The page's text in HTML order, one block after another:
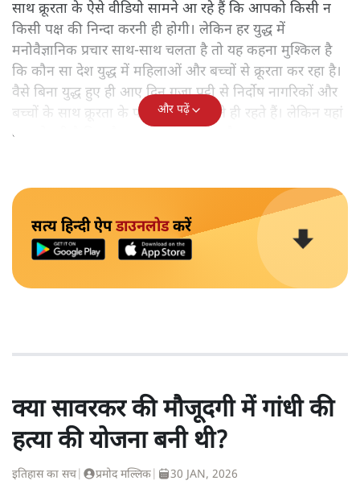
साथ क्रूरता के ऐसे वीडियो सामने आ रहे हैं कि आपको किसी न
किसी पक्ष की निन्दा करनी ही होगी। लेकिन हर युद्ध में
मनोवैज्ञानिक प्रचार साथ-साथ चलता है तो यह कहना मुश्किल है
कि कौन सा देश युद्ध में महिलाओं और बच्चों से क्रूरता कर रहा है।
वैसे बिना युद्ध हुए ही आए दिन ग़ज़ा पट्टी से निर्दोष नागरिकों और
बच्चों के साथ क्रूरता के फोटो-वीडियो आते ही रहते हैं। लेकिन यहां
बात हो रही है कि कौन सा देश किस तरफ है।
और पढ़ें
सत्य हिन्दी ऐपडाउनलोडकरें
क्या सावरकर की मौजूदगी में गांधी की
हत्या की योजना बनी थी?
इतिहास का सच प्रमोद मल्लिक 30 JAN, 2026